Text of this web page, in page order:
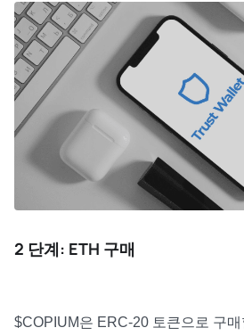
2 단계: ETH 구매
$COPIUM은 ERC-20 토큰으로 구